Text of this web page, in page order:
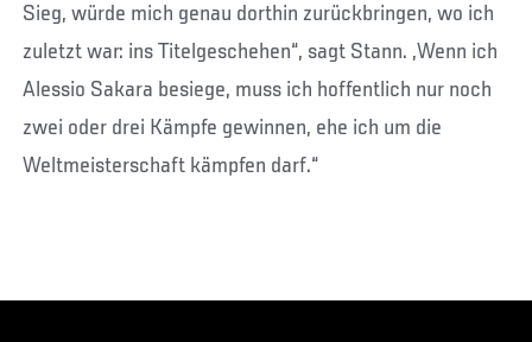
Sieg, würde mich genau dorthin zurückbringen, wo ich
zuletzt war: ins Titelgeschehen“, sagt Stann. „Wenn ich
Alessio Sakara besiege, muss ich hoffentlich nur noch
zwei oder drei Kämpfe gewinnen, ehe ich um die
Weltmeisterschaft kämpfen darf.“